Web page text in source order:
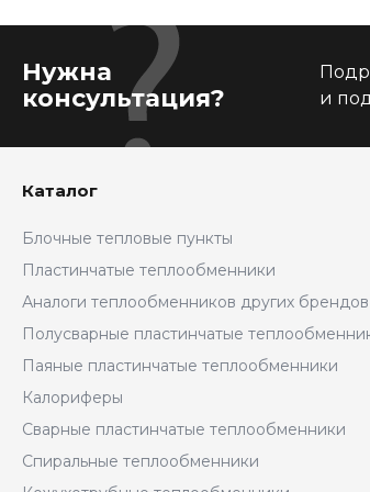
Нужна
консультация?
и
Каталог
Блочные тепловые пункты
Пластинчатые теплообменники
Аналоги теплообменников других брендов
Полусварные пластинчатые
Паяные пластинчатые теплообменники
Калориферы
Сварные пластинчатые теплообменники
Спиральные теплообменники